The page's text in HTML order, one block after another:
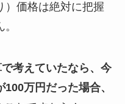
）価格は絶対に把握
考えていたなら、今
万円だった場合、